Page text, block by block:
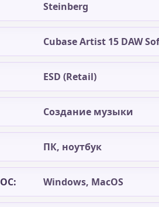
Steinberg
Cubase Artist 15 DAW
ESD (Retail)
Создание музыки
ПК, ноутбук
Windows, MacOS